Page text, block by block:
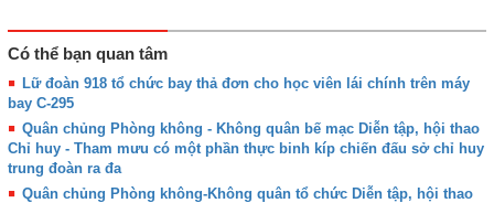
Có thể bạn quan tâm
Lữ đoàn 918 tổ chức bay thả đơn cho học viên lái chính trên máy
bay C-295
Quân chủng Phòng không - Không quân bế mạc Diễn tập, hội thao
Chỉ huy - Tham mưu có một phần thực binh kíp chiến đấu sở chỉ huy
trung đoàn ra đa
Quân chủng Phòng không-Không quân tổ chức Diễn tập, hội thao